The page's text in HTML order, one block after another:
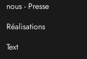
nous - Presse
Réalisations
Text